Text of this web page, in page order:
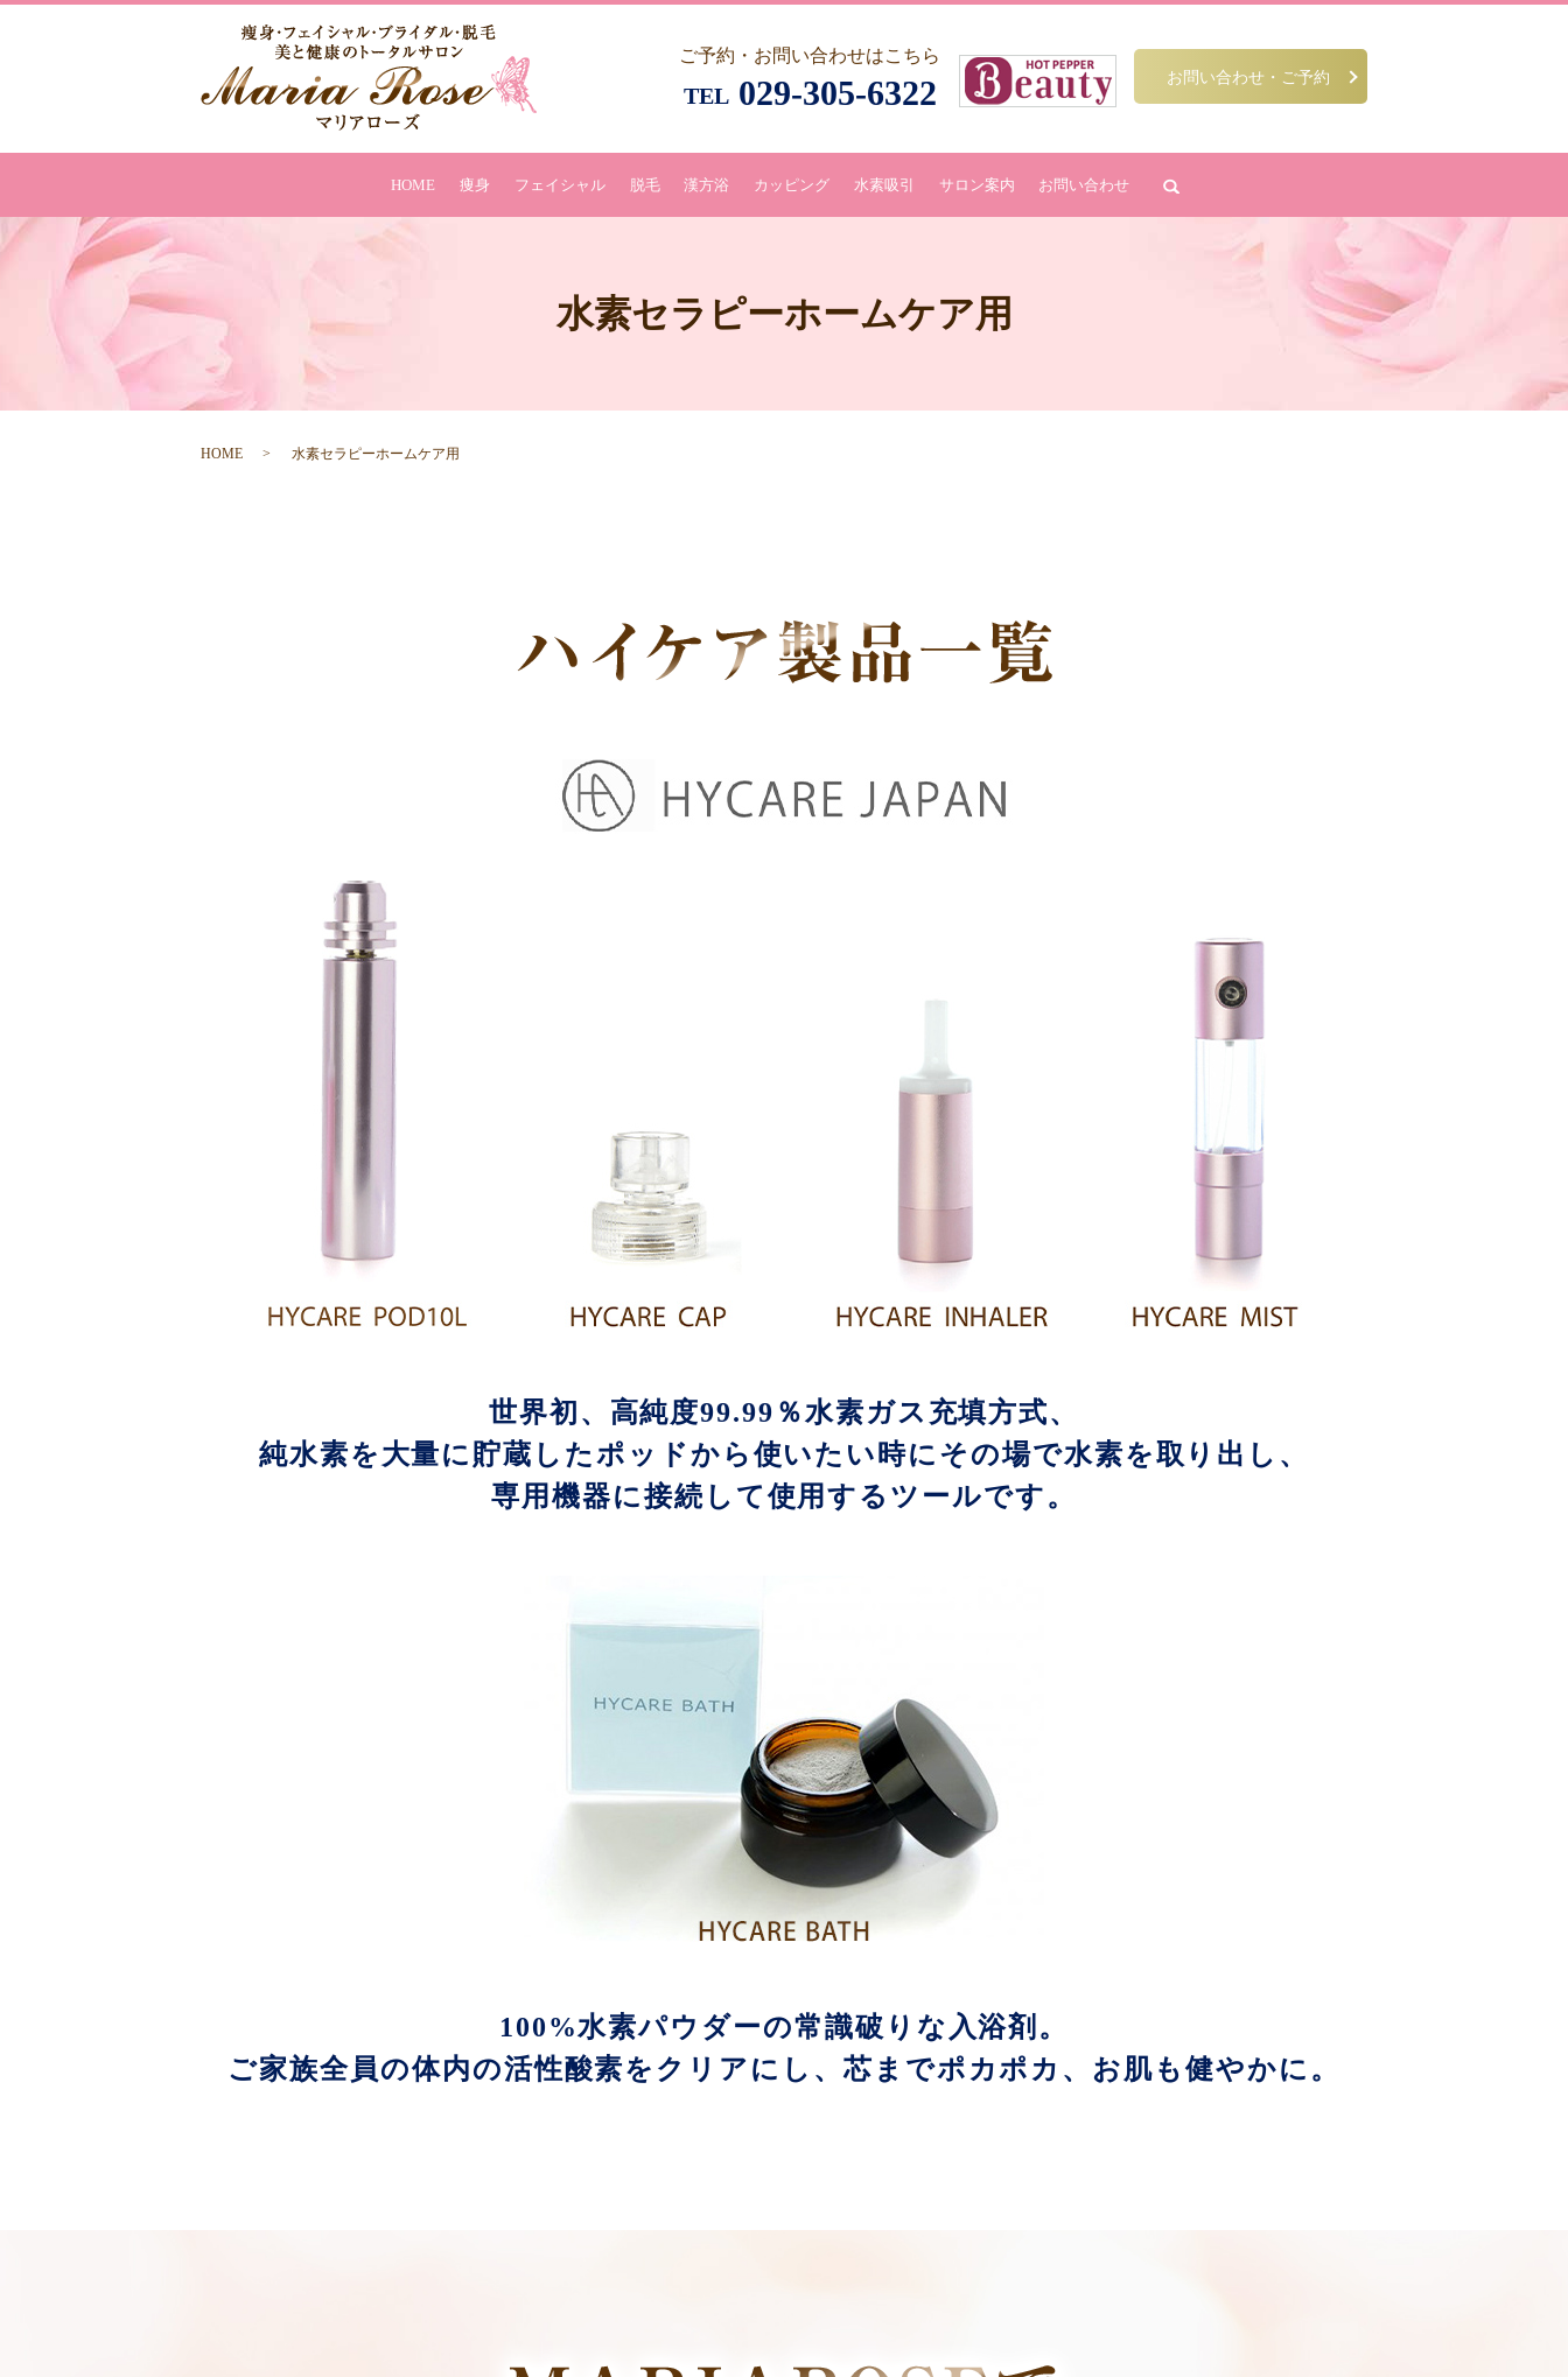
ご予約・お問い合わせはこちら
TEL029-305-6322 お問い合わせ・ご予約
HOME 痩身 フェイシャル 脱毛 漢方浴 カッピング 水素吸引 サロン案内 お問い合わせ
水素セラピーホームケア用
HOME 水素セラピーホームケア用
世界初、高純度99.99％水素ガス充填方式、
純水素を大量に貯蔵したポッドから使いたい時にその場で水素を取り出し、
専用機器に接続して使用するツールです。
100%水素パウダーの常識破りな入浴剤。
ご家族全員の体内の活性酸素をクリアにし、芯までポカポカ、お肌も健やかに。